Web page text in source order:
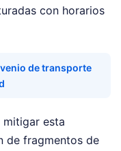
con horarios
de transporte
mitigar esta
de fragmentos de